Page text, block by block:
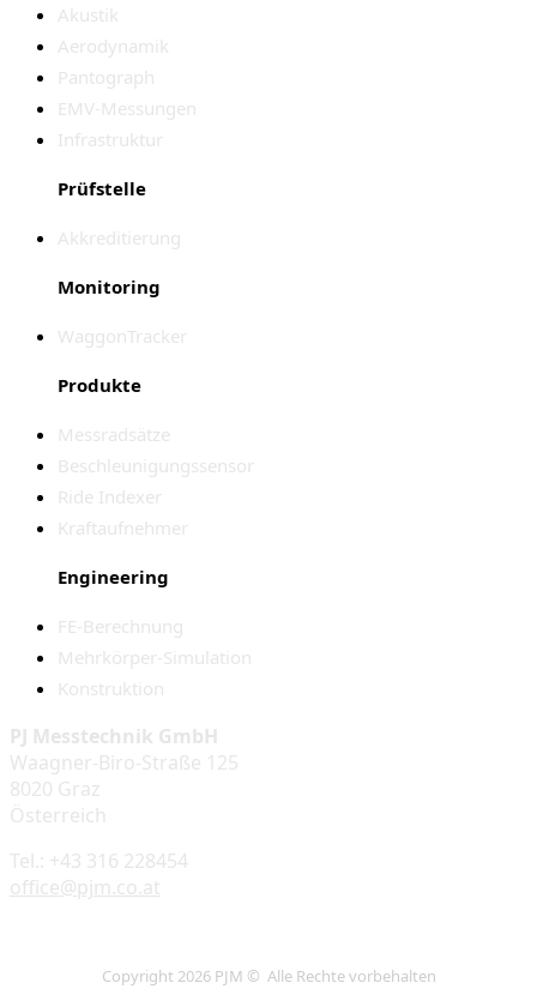
Akustik
Aerodynamik
Pantograph
EMV-Messungen
Infrastruktur
Prüfstelle
Akkreditierung
Monitoring
WaggonTracker
Produkte
Messradsätze
Beschleunigungssensor
Ride Indexer
Kraftaufnehmer
Engineering
FE-Berechnung
Mehrkörper-Simulation
Konstruktion
PJ Messtechnik GmbH
Waagner-Biro-Straße 125
8020 Graz
Österreich
Tel.: +43 316 228454
office@pjm.co.at
Copyright 2026 PJM © Alle Rechte vorbehalten